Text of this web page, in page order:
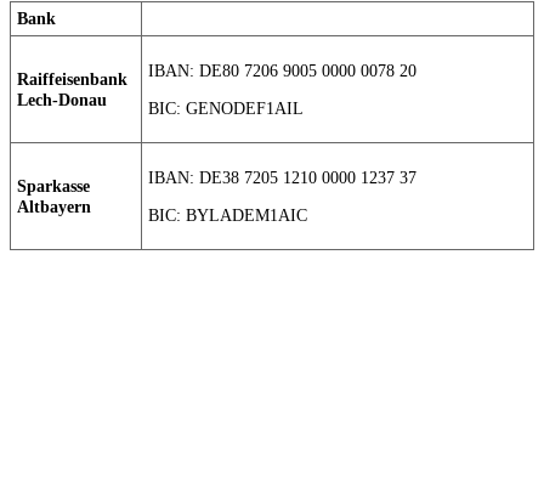
Bank
Raiffeisenbank
Lech-Donau
IBAN: DE80 7206 9005 0000 0078 20
BIC: GENODEF1AIL
Sparkasse
Altbayern
IBAN: DE38 7205 1210 0000 1237 37
BIC: BYLADEM1AIC